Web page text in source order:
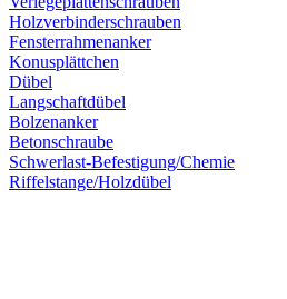
Holzverbinderschrauben
Fensterrahmenanker
Konusplättchen
Dübel
Langschaftdübel
Bolzenanker
Betonschraube
Schwerlast-Befestigung/Chemie
Riffelstange/Holzdübel